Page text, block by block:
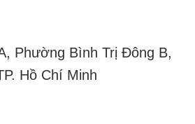
Phường Bình Trị Đông B,
Hồ Chí Minh